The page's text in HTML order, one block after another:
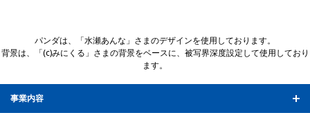
パンダは、「水瀬あんな」さまのデザインを使用しております。
背景は、「(c)みにくる」さまの背景をベースに、被写界深度設定して使用しており
ます。
事業内容